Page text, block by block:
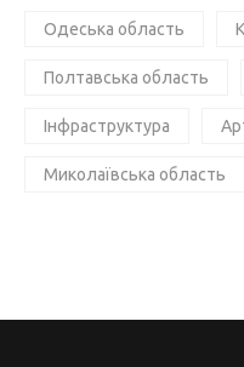
Одеська область
Полтавська область
Інфраструктура
Миколаївська область